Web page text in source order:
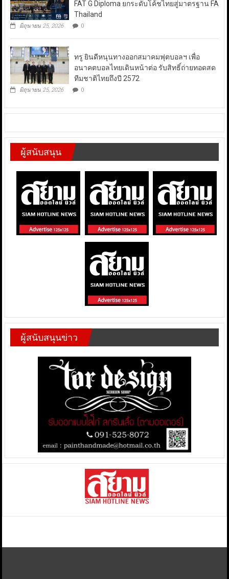
FAT G Diploma ยกระดับโค้ชไทยสู่มาตรฐาน FA
Thailand
มิถุนายน 25, 2026 0
ทรู ยินดีหนุนทางออกสมาคมฟุตบอลฯ เพื่อ
อนาคตบอลไทยเดินหน้าต่อ รับสิทธิ์ถ่ายทอดสด
ทีมชาติไทยถึงปี 2572
มิถุนายน 25, 2026 0
ผู้สนับสนุน
ผู้สนับสนุนข่าว